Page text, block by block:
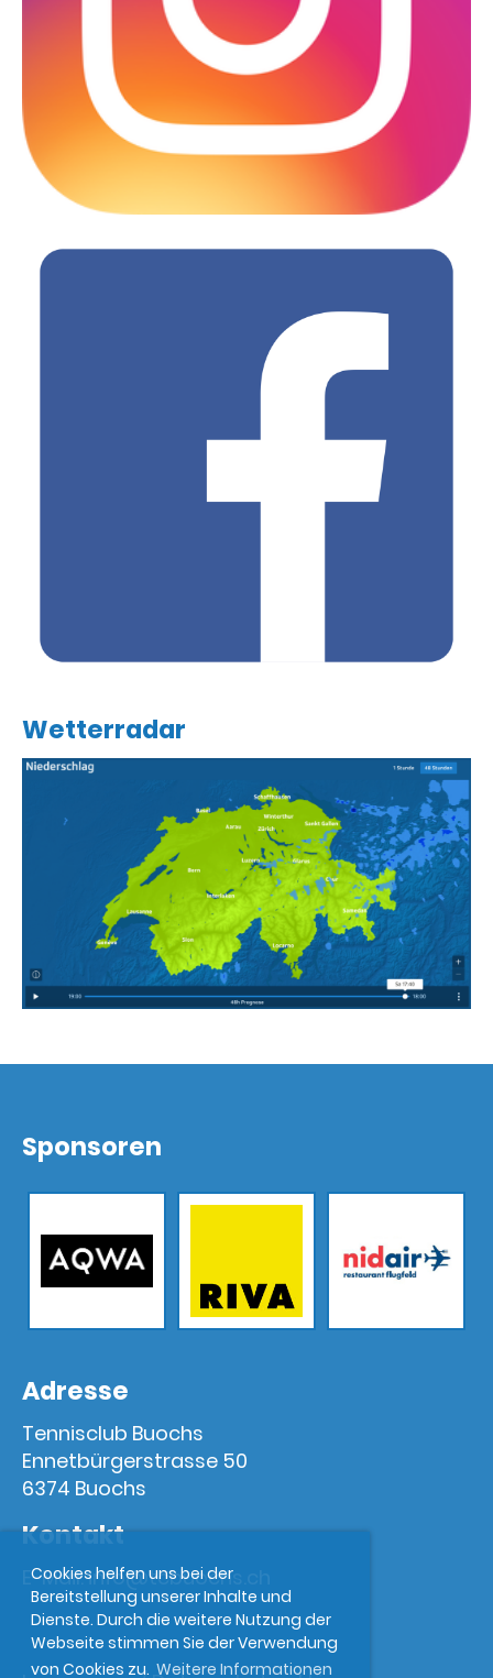
Cookies helfen uns bei der
Bereitstellung unserer Inhalte und
Dienste. Durch die weitere Nutzung der
Webseite stimmen Sie der Verwendung
von Cookies zu. Weitere Informationen
Wetterradar
Sponsoren
Adresse
Tennisclub Buochs
Ennetbürgerstrasse 50
6374 Buochs
Kontakt
E-Mail:info@tcbuochs.ch